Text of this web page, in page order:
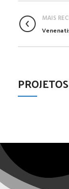
MAIS